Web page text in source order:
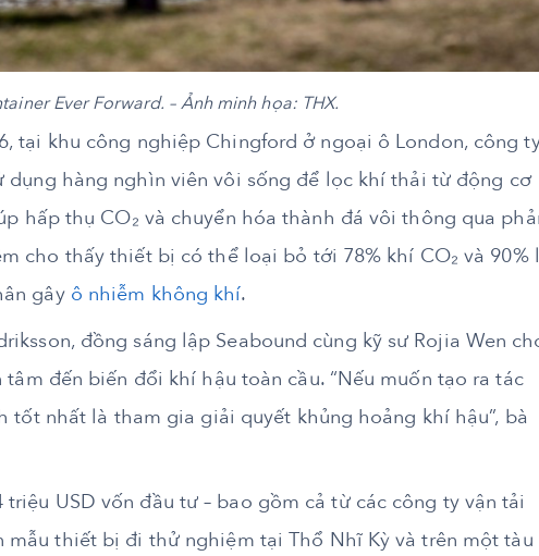
Ever Forward. – Ảnh minh họa: THX.
tại khu công nghiệp Chingford ở ngoại ô London, công
dụng hàng nghìn viên vôi sống để lọc khí thải từ động cơ
hấp thụ CO₂ và chuyển hóa thành đá vôi thông qua
cho thấy thiết bị có thể loại bỏ tới 78% khí CO₂ và 90%
gây ô nhiễm không khí.
đồng sáng lập Seabound cùng kỹ sư Rojia Wen
đến biến đổi khí hậu toàn cầu. “Nếu muốn tạo ra tác
tốt nhất là tham gia giải quyết khủng hoảng khí hậu”, bà
USD vốn đầu tư – bao gồm cả từ các công ty vận tải
mẫu thiết bị đi thử nghiệm tại Thổ Nhĩ Kỳ và trên một tàu